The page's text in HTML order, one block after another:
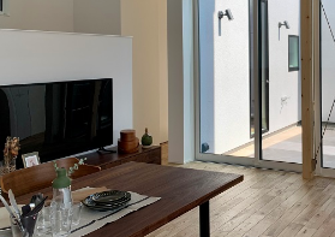
施工実績
GALLERY
施工ギャラリー